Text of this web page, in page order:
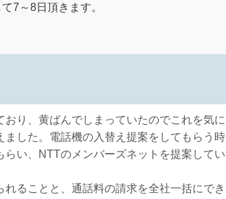
7～8日頂きます。
おり、黄ばんでしまっていたのでこれを気に
ました。電話機の入替え提案をしてもらう時
らい、NTTのメンバーズネットを提案してい
ることと、通話料の請求を全社一括にでき